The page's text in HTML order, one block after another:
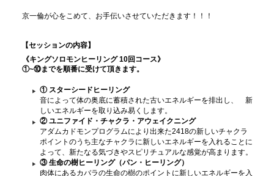
京一倫が心をこめて、お手伝いさせていただきます！！！
【セッションの内容】
《キングソロモンヒーリング 10回コース》
①~⑩までを順番に受けて頂きます。
① スターシードヒーリング
音によって体の奥底に蓄積された古いエネルギーを排出し、 新
しいエネルギーを取り込み易くします。
② ユニファイド・チャクラ・アウェイクニング
アダムカドモンプログラムにより出来た2418の新しいチャクラ
ポイントのうち主なチャクラに新しいエネルギーを入れることに
よって、新たなる気づきやスピリチュアルな感覚が高まります。
③ 生命の樹ヒーリング（パン・ヒーリング）
肉体にあるカバラの生命の樹のポイントに新しいエネルギーを入